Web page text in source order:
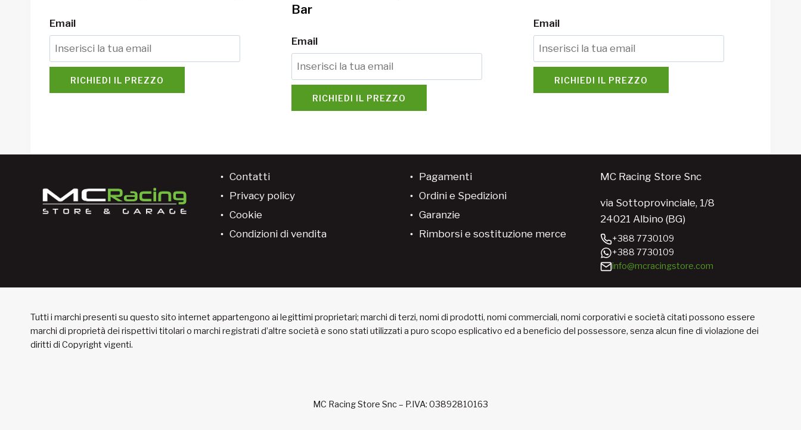
Email
RICHIEDI IL PREZZO
Bar
Email
RICHIEDI IL PREZZO
Email
RICHIEDI IL PREZZO
Contatti
Privacy policy
Cookie
Condizioni di vendita
Pagamenti
Ordini e Spedizioni
Garanzie
Rimborsi e sostituzione merce
MC Racing Store Snc
via Sottoprovinciale, 1/8
24021 Albino (BG)
+388 7730109
+388 7730109
info@mcracingstore.com
Tutti i marchi presenti su questo sito internet appartengono ai legittimi proprietari; marchi di terzi, nomi di prodotti, nomi commerciali, nomi corporativi e società citati possono essere
marchi di proprietà dei rispettivi titolari o marchi registrati d’altre società e sono stati utilizzati a puro scopo esplicativo ed a beneficio del possessore, senza alcun fine di violazione dei
diritti di Copyright vigenti.
MC Racing Store Snc – P.IVA: 03892810163